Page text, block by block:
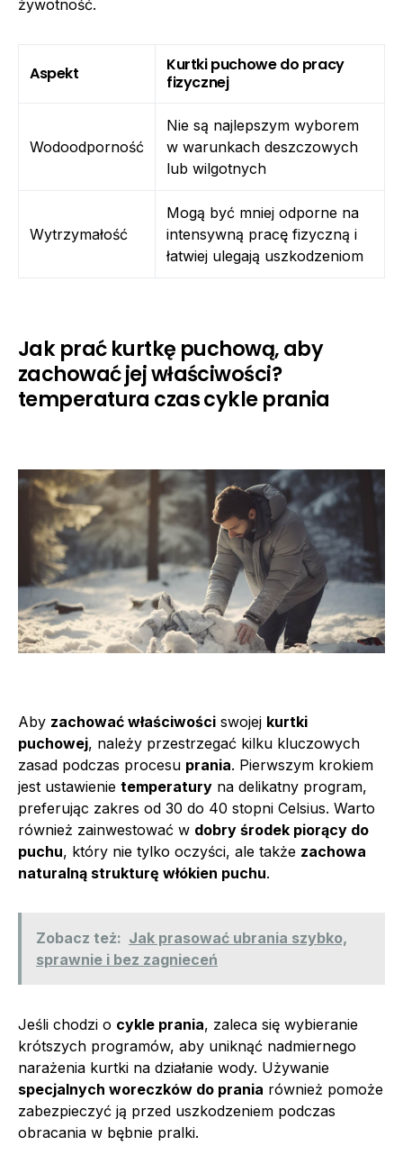
żywotność.
Aspekt
Kurtki puchowe do pracy
fizycznej
Wodoodporność
Nie są najlepszym wyborem
w warunkach deszczowych
lub wilgotnych
Wytrzymałość
Mogą być mniej odporne na
intensywną pracę fizyczną i
łatwiej ulegają uszkodzeniom
Jak prać kurtkę puchową, aby
zachować jej właściwości?
temperatura czas cykle prania
Aby zachować właściwości swojej kurtki
puchowej, należy przestrzegać kilku kluczowych
zasad podczas procesu prania. Pierwszym krokiem
jest ustawienie temperatury na delikatny program,
preferując zakres od 30 do 40 stopni Celsius. Warto
również zainwestować w dobry środek piorący do
puchu, który nie tylko oczyści, ale także zachowa
naturalną strukturę włókien puchu.
Zobacz też: Jak prasować ubrania szybko,
sprawnie i bez zagnieceń
Jeśli chodzi o cykle prania, zaleca się wybieranie
krótszych programów, aby uniknąć nadmiernego
narażenia kurtki na działanie wody. Używanie
specjalnych woreczków do prania również pomoże
zabezpieczyć ją przed uszkodzeniem podczas
obracania w bębnie pralki.